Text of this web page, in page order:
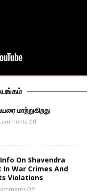
மாற்றுகிறது
Off
On Shavendra
In War Crimes And
Violations
Off